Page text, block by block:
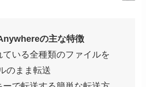
の主な特徴
ている全種類のファイルを
のまま転送